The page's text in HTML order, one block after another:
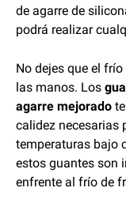
de agarre de
podrá realizar
No dejes que el
las manos. Los
agarre mejorado
calidez necesarias
temperaturas bajo
estos guantes son
enfrente al frío de